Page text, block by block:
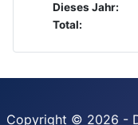
Dieses Jahr:
Total:
Copyright © 2026 -